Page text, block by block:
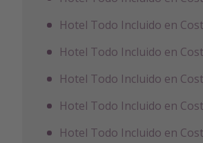
Hotel Todo Incluido en
Hotel Todo Incluido en
Hotel Todo Incluido en
Hotel Todo Incluido en
Hotel Todo Incluido en